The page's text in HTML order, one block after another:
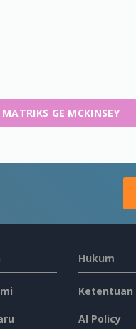
GE MCKINSEY
Hukum
Ketentuan
AI Policy